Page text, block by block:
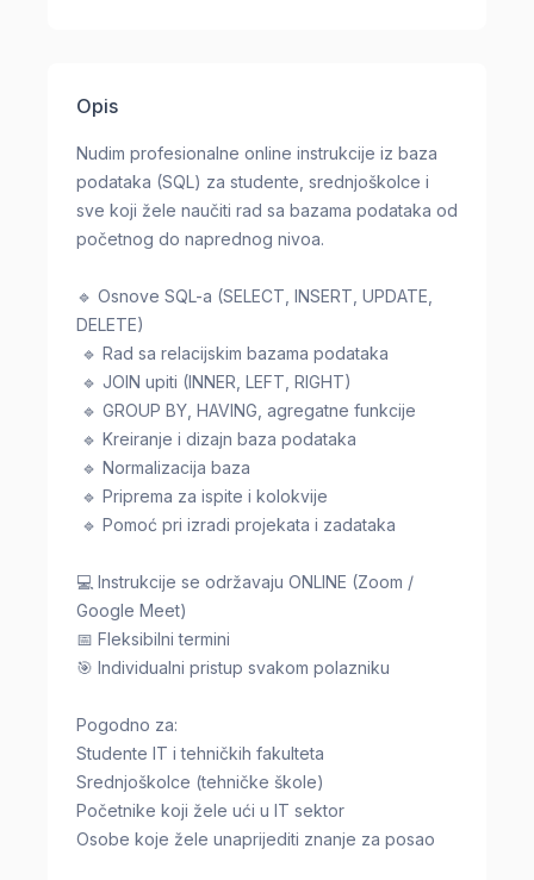
Opis
Nudim profesionalne online instrukcije iz baza
podataka (SQL) za studente, srednjoškolce i
sve koji žele naučiti rad sa bazama podataka od
početnog do naprednog nivoa.
🔹 Osnove SQL-a (SELECT, INSERT, UPDATE,
DELETE)
🔹 Rad sa relacijskim bazama podataka
🔹 JOIN upiti (INNER, LEFT, RIGHT)
🔹 GROUP BY, HAVING, agregatne funkcije
🔹 Kreiranje i dizajn baza podataka
🔹 Normalizacija baza
🔹 Priprema za ispite i kolokvije
🔹 Pomoć pri izradi projekata i zadataka
💻 Instrukcije se održavaju ONLINE (Zoom /
Google Meet)
📅 Fleksibilni termini
🎯 Individualni pristup svakom polazniku
Pogodno za:
Studente IT i tehničkih fakulteta
Srednjoškolce (tehničke škole)
Početnike koji žele ući u IT sektor
Osobe koje žele unaprijediti znanje za posao